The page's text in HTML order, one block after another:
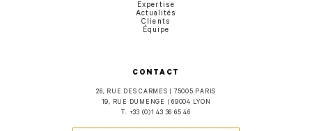
CONTACT
26, RUE DES CARMES | 75005 PARIS
19, RUE DUMENGE | 69004 LYON
T. +33 (0)1 43 36 65 46
Expertise
Actualités
Clients
Équipe